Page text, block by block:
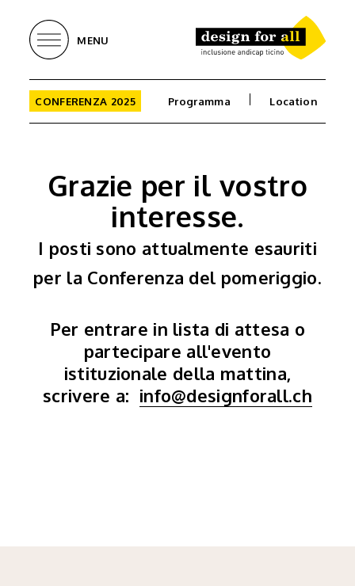
MENU
CONFERENZA 2025 Programma Location
Grazie per il vostro
interesse.
I posti sono attualmente esauriti
per la Conferenza del pomeriggio.
Per entrare in lista di attesa o
partecipare all'evento
istituzionale della mattina,
scrivere a: info@designforall.ch